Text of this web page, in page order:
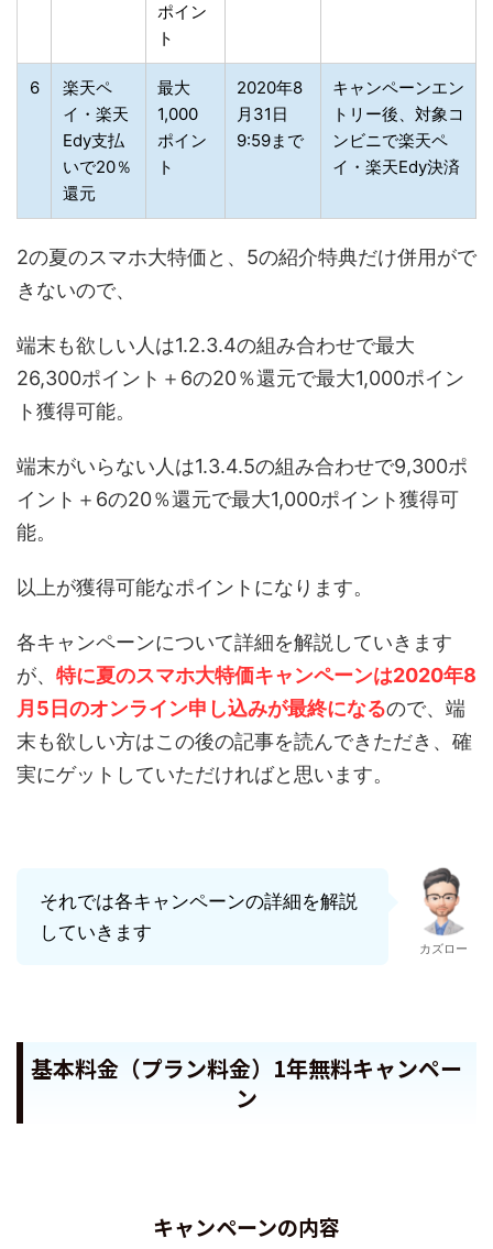
ポイン
ト
6
楽天ペ
イ・楽天
Edy支払
いで20％
還元
最大
1,000
ポイン
ト
2020年8
月31日
9:59まで
キャンペーンエン
トリー後、対象コ
ンビニで楽天ペ
イ・楽天Edy決済
2の夏のスマホ大特価と、5の紹介特典だけ併用がで
きないので、
端末も欲しい人は1.2.3.4の組み合わせで最大
26,300ポイント＋6の20％還元で最大1,000ポイン
ト獲得可能。
端末がいらない人は1.3.4.5の組み合わせで9,300ポ
イント＋6の20％還元で最大1,000ポイント獲得可
能。
以上が獲得可能なポイントになります。
各キャンペーンについて詳細を解説していきます
が、 特に夏のスマホ大特価キャンペーンは2020年8
月5日のオンライン申し込みが最終になるので、端
末も欲しい方はこの後の記事を読んできただき、確
実にゲットしていただければと思います。
それでは各キャンペーンの詳細を解説
していきます
カズロー
基本料金（プラン料金）1年無料キャンペー
ン
キャンペーンの内容